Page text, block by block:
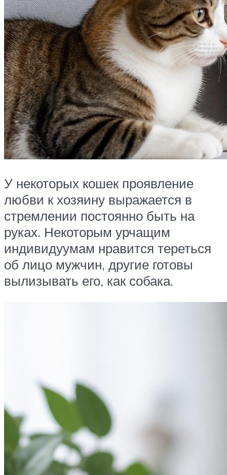
У некоторых кошек проявление
любви к хозяину выражается в
стремлении постоянно быть на
руках. Некоторым урчащим
индивидуумам нравится тереться
об лицо мужчин, другие готовы
вылизывать его, как собака.